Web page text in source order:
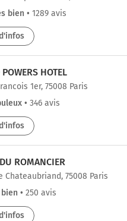
bien • 1289 avis
HOTEL
1er, 75008 Paris
• 346 avis
ROMANCIER
Chateaubriand, 75008 Paris
• 250 avis